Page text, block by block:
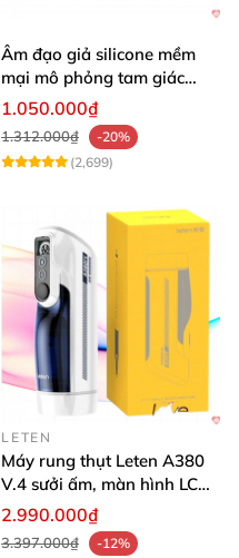
Âm đạo giả silicone mềm
mại mô phỏng tam giác
vàng sexy
1.050.000₫
1.312.000₫
-20%
(2,699)
LETEN
Máy rung thụt Leten A380
V.4 sưởi ấm, màn hình LCD,
cực đã
2.990.000₫
3.397.000₫
-12%